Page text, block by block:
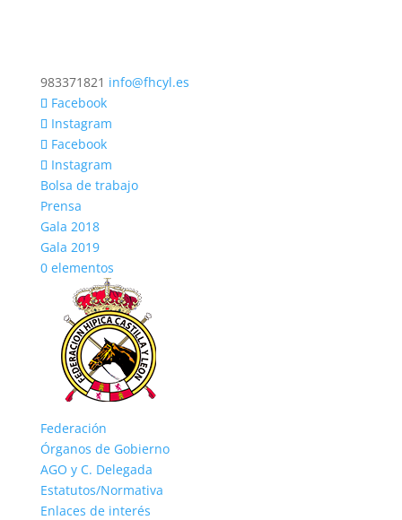
983371821 info@fhcyl.es
Facebook
Instagram
Facebook
Instagram
Bolsa de trabajo
Prensa
Gala 2018
Gala 2019
0 elementos
Federación
Órganos de Gobierno
AGO y C. Delegada
Estatutos/Normativa
Enlaces de interés